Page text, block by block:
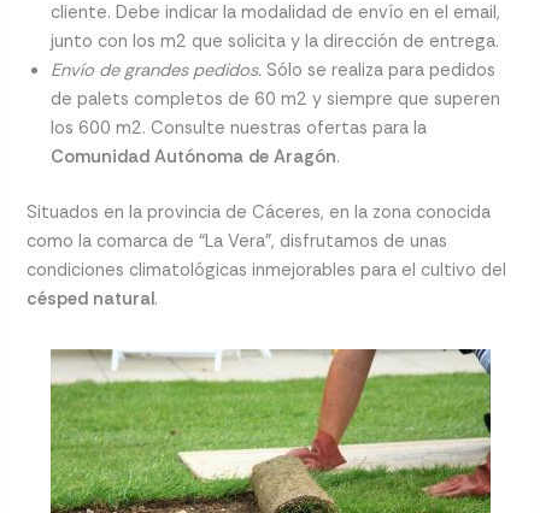
cliente. Debe indicar la modalidad de envío en el email,
junto con los m2 que solicita y la dirección de entrega.
Envío de grandes pedidos. Sólo se realiza para pedidos
de palets completos de 60 m2 y siempre que superen
los 600 m2. Consulte nuestras ofertas para la
Comunidad Autónoma de Aragón.
Situados en la provincia de Cáceres, en la zona conocida
como la comarca de “La Vera”, disfrutamos de unas
condiciones climatológicas inmejorables para el cultivo del
césped natural.